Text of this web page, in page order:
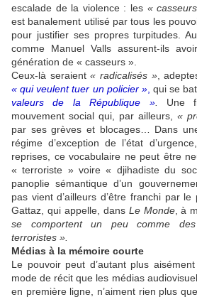
escalade de la violence : les «
est banalement utilisé par tous les
pour justifier ses propres turpitudes.
comme Manuel Valls assurent-ils
génération de « casseurs ».
Ceux-là seraient« radicalisés »,
« qui veulent tuer un policier », qui se
valeurs de la République ». Une
mouvement social qui, par ailleurs, «
par ses grèves et blocages… Dans
régime d’exception de l’état
reprises, ce vocabulaire ne peut être
« terroriste » voire « djihadiste du
panoplie sémantique d’un
pas vient d’ailleurs d’être franchi par
Gattaz, qui appelle, dans Le Monde, à
se comportent un peu comme
terroristes ».
Médias à la mémoire courte
Le pouvoir peut d’autant plus
mode de récit que les médias
en première ligne, n’aiment rien plus